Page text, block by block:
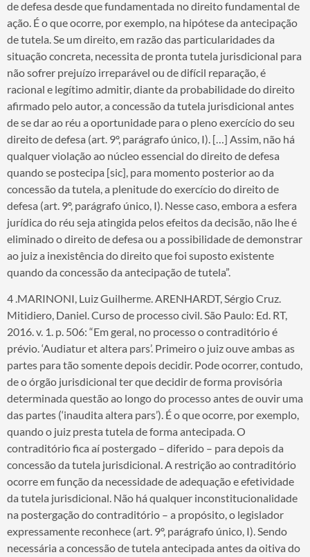
de defesa desde que fundamentada no direito fundamental de
ação. É o que ocorre, por exemplo, na hipótese da antecipação
de tutela. Se um direito, em razão das particularidades da
situação concreta, necessita de pronta tutela jurisdicional para
não sofrer prejuízo irreparável ou de difícil reparação, é
racional e legítimo admitir, diante da probabilidade do direito
afirmado pelo autor, a concessão da tutela jurisdicional antes
de se dar ao réu a oportunidade para o pleno exercício do seu
direito de defesa (art. 9º, parágrafo único, I). […] Assim, não há
qualquer violação ao núcleo essencial do direito de defesa
quando se postecipa [sic], para momento posterior ao da
concessão da tutela, a plenitude do exercício do direito de
defesa (art. 9º, parágrafo único, I). Nesse caso, embora a esfera
jurídica do réu seja atingida pelos efeitos da decisão, não lhe é
eliminado o direito de defesa ou a possibilidade de demonstrar
ao juiz a inexistência do direito que foi suposto existente
quando da concessão da antecipação de tutela”.
4 .MARINONI, Luiz Guilherme. ARENHARDT, Sérgio Cruz.
Mitidiero, Daniel. Curso de processo civil. São Paulo: Ed. RT,
2016. v. 1. p. 506: “Em geral, no processo o contraditório é
prévio. ‘Audiatur et altera pars’. Primeiro o juiz ouve ambas as
partes para tão somente depois decidir. Pode ocorrer, contudo,
de o órgão jurisdicional ter que decidir de forma provisória
determinada questão ao longo do processo antes de ouvir uma
das partes (‘inaudita altera pars’). É o que ocorre, por exemplo,
quando o juiz presta tutela de forma antecipada. O
contraditório fica aí postergado – diferido – para depois da
concessão da tutela jurisdicional. A restrição ao contraditório
ocorre em função da necessidade de adequação e efetividade
da tutela jurisdicional. Não há qualquer inconstitucionalidade
na postergação do contraditório – a propósito, o legislador
expressamente reconhece (art. 9º, parágrafo único, I). Sendo
necessária a concessão de tutela antecipada antes da oitiva do